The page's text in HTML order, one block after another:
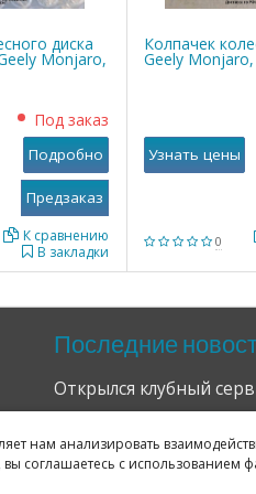
нам анализировать
соглашаетесь с использованием
диска
Monjaro,
Под заказ
В закладки
К сравнению
Подробно
Колпачек
Geely
0
Узнать цены
Последние
Открылся клубный
Отзывы о нас в